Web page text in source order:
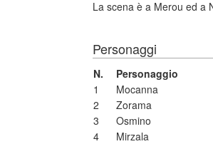
La scena è a Merou ed a
Personaggi
N. Personaggio
1
Mocanna
2
Zorama
3
Osmino
4
Mirzala